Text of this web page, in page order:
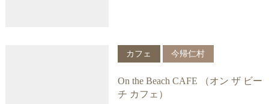
カフェ 今帰仁村
On the Beach CAFE （オン ザ ビー
チ カフェ）